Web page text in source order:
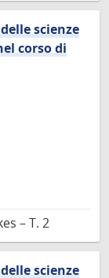
scienze
corso di
– T. 2
scienze